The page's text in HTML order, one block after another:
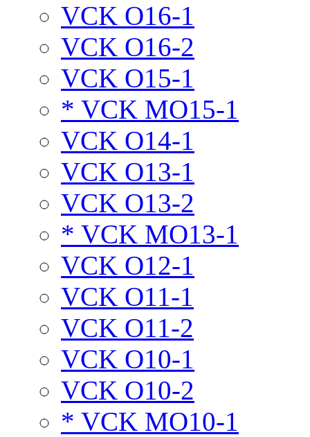
VCK O16-1
VCK O16-2
VCK O15-1
* VCK MO15-1
VCK O14-1
VCK O13-1
VCK O13-2
* VCK MO13-1
VCK O12-1
VCK O11-1
VCK O11-2
VCK O10-1
VCK O10-2
* VCK MO10-1